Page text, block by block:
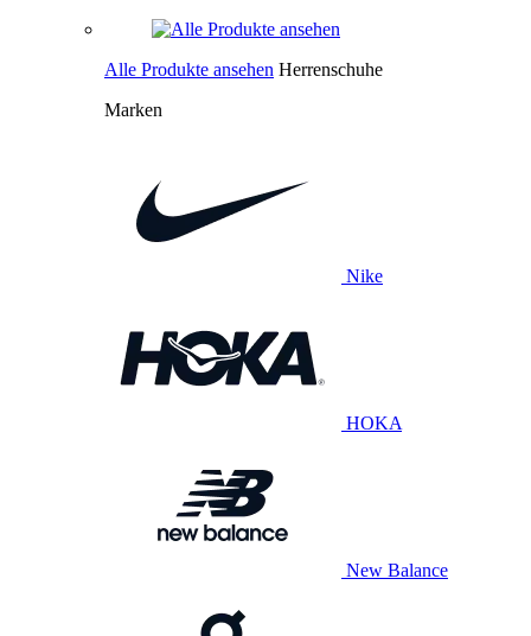
Alle Produkte ansehen Herrenschuhe
Marken
Nike
HOKA
New Balance